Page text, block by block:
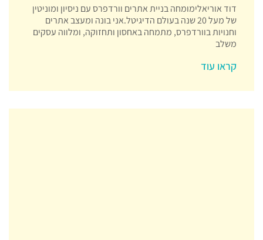
דוד אוריאלימומחה בניית אתרים וורדפרס עם ניסיון ומוניטין
של מעל 20 שנה בעולם הדיגיטל.אני בונה ומעצב אתרים
וחנויות בוורדפרס, מתמחה באחסון ותחזוקה, ומלווה עסקים
משלב
קראו עוד